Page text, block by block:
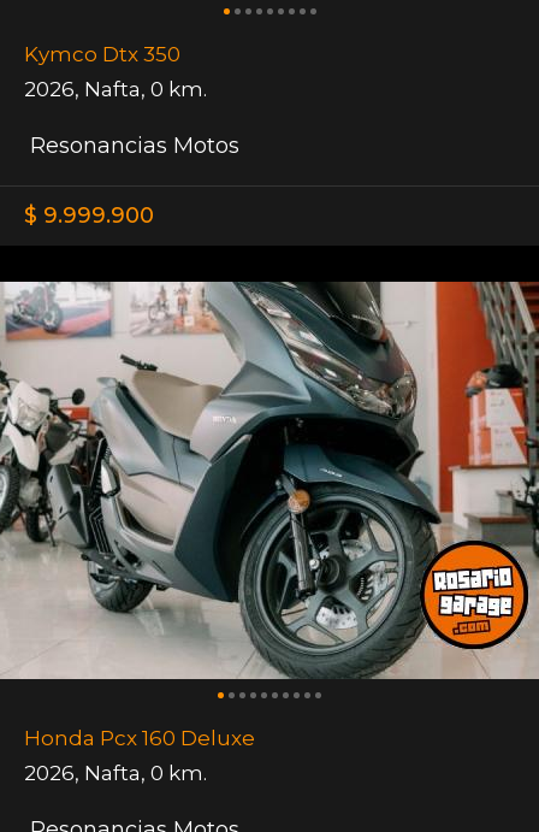
Kymco Dtx 350
2026, Nafta, 0 km.
Resonancias Motos
$ 9.999.900
Honda Pcx 160 Deluxe
2026, Nafta, 0 km.